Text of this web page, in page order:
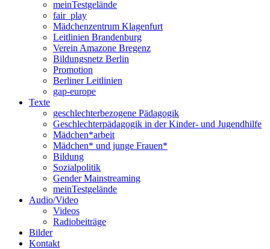
meinTestgelände
fair_play
Mädchenzentrum Klagenfurt
Leitlinien Brandenburg
Verein Amazone Bregenz
Bildungsnetz Berlin
Promotion
Berliner Leitlinien
gap-europe
Texte
geschlechterbezogene Pädagogik
Geschlechterpädagogik in der Kinder- und Jugendhilfe
Mädchen*arbeit
Mädchen* und junge Frauen*
Bildung
Sozialpolitik
Gender Mainstreaming
meinTestgelände
Audio/Video
Videos
Radiobeiträge
Bilder
Kontakt